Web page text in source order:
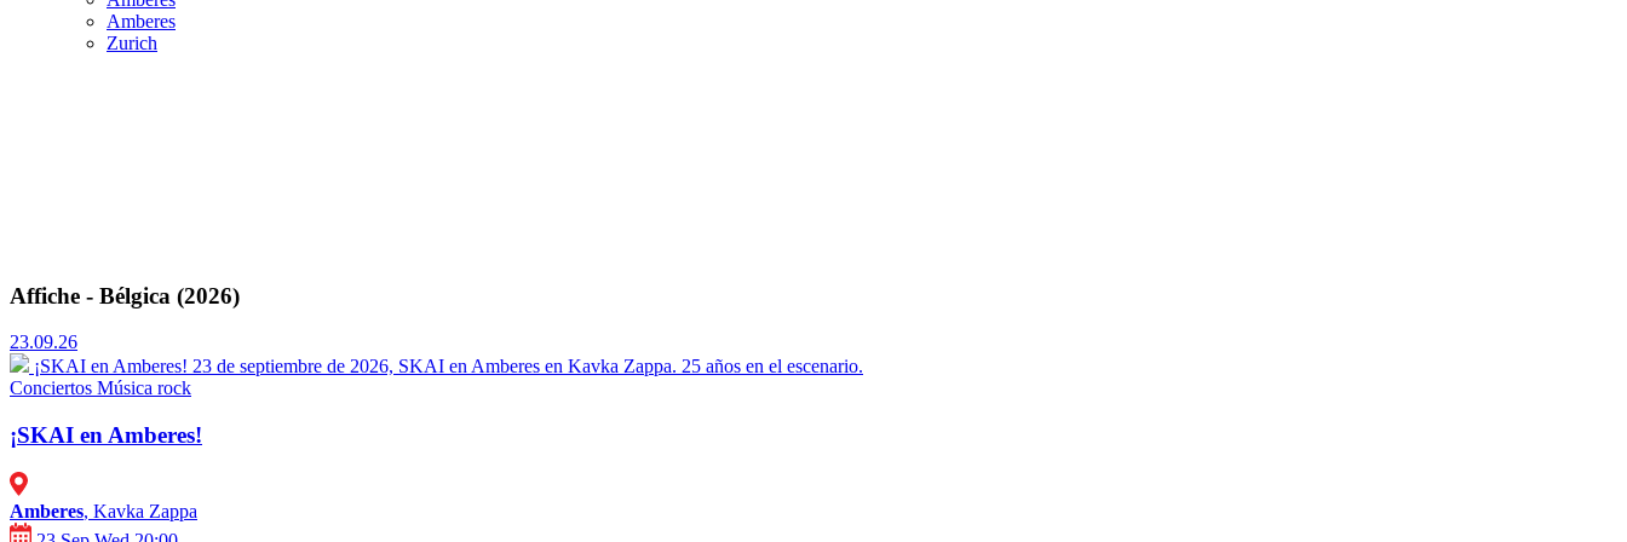
Amberes
Zurich
Affiche - Bélgica (2026)
23.09.26
¡SKAI en Amberes! 23 de septiembre de 2026, SKAI en Amberes en Kavka Zappa. 25 años en el escenario.
Conciertos Música rock
¡SKAI en Amberes!
Amberes, Kavka Zappa